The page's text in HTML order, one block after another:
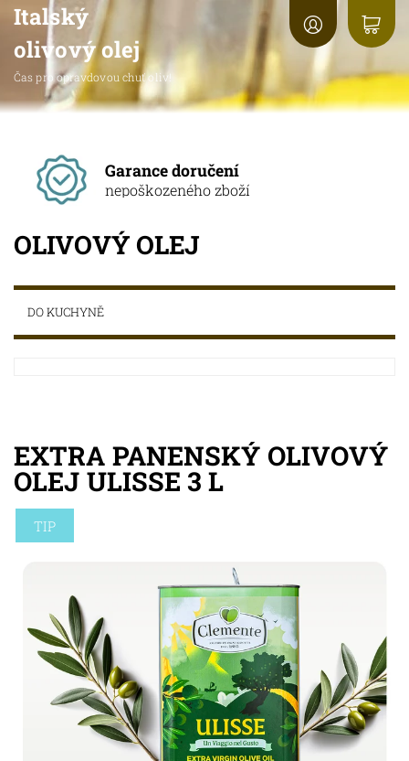
Italský
olivový olej
Čas pro opravdovou chuť oliv!
Garance doručení
nepoškozeného zboží
OLIVOVÝ OLEJ
DO KUCHYNĚ
EXTRA PANENSKÝ OLIVOVÝ
OLEJ ULISSE 3 L
TIP